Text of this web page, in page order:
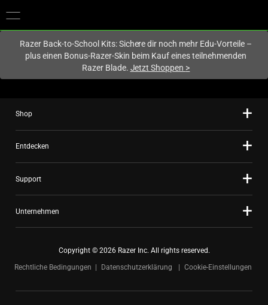
Razer Back-to-School Kits: Sichere dir noch mehr Edu-Vorteile –
plus einen Bonus-Razer-Skin beim Kauf eines teilnehmenden
Razer Blade. Jetzt Shoppen >
Shop
Entdecken
Support
Unternehmen
Copyright © 2026 Razer Inc. All rights reserved.
Rechtliche Bedingungen
Datenschutzerklärung Cookie-Einstellungen